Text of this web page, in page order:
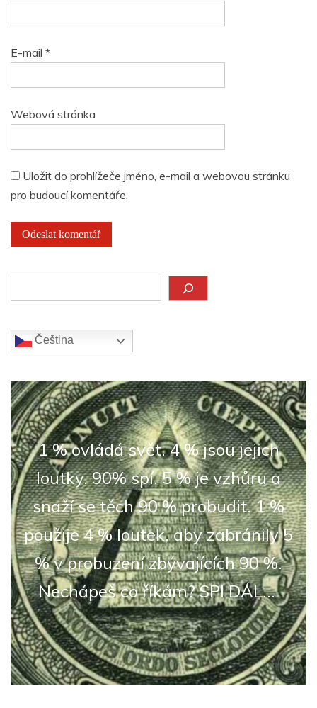
E-mail *
Webová stránka
Uložit do prohlížeče jméno, e-mail a webovou stránku
pro budoucí komentáře.
Čeština‎
1 % ovládá svět. 4 % jsou jejich
loutky. 90% spí. 5 % je vzhůru a
snaží se těch 90 % probudit. 1 %
použije 4 % loutek, aby zabránily 5
% v probuzení zbývajících 90 %.
Nechápeš co říkám? SPI DÁL...